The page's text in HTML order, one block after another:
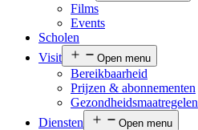
Films
Events
Scholen
Visit
Open menu
Bereikbaarheid
Prijzen & abonnementen
Gezondheidsmaatregelen
Diensten
Open menu